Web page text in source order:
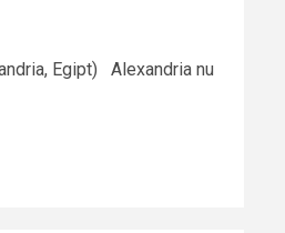
Egipt) Alexandria nu